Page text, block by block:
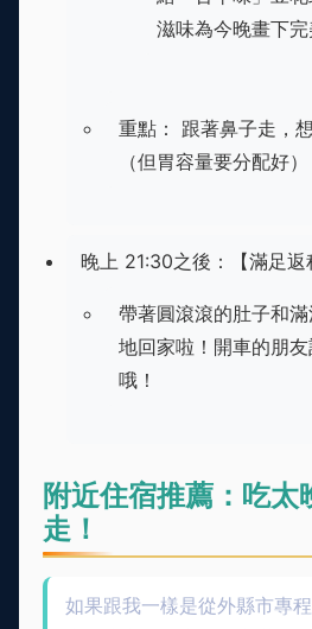
滋味為今晚畫下完
重點： 跟著鼻子走，
（但胃容量要分配好
晚上 21:30之後：【滿足返
帶著圓滾滾的肚子和
地回家啦！開車的朋
哦！
附近住宿推薦：吃太
走！
如果跟我一樣是從外縣市專